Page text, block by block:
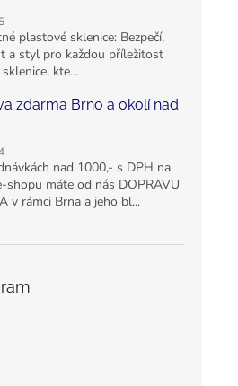
plastové sklenice: Bezpečí,
a styl pro každou příležitost
kte...
zdarma Brno a okolí nad
nad 1000,- s DPH na
shopu máte od nás DOPRAVU
v rámci Brna a jeho bl...